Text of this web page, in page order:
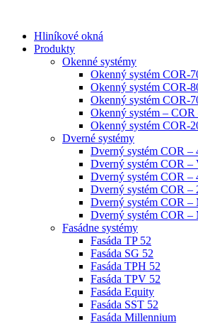
Hliníkové okná
Produkty
Okenné systémy
Okenný systém COR-
Okenný systém COR-
Okenný systém COR-
Okenný systém – COR
Okenný systém COR-
Dverné systémy
Dverný systém COR –
Dverný systém COR –
Dverný systém COR –
Dverný systém COR –
Dverný systém COR –
Dverný systém COR –
Fasádne systémy
Fasáda TP 52
Fasáda SG 52
Fasáda TPH 52
Fasáda TPV 52
Fasáda Equity
Fasáda SST 52
Fasáda Millennium